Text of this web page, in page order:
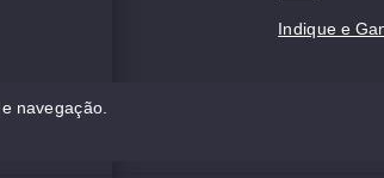
Indique e
navegação.